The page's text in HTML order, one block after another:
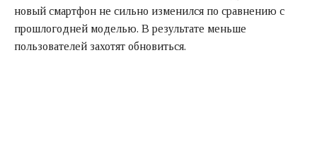
новый смартфон не сильно изменился по сравнению с
прошлогодней моделью. В результате меньше
пользователей захотят обновиться.